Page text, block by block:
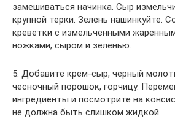
замешиваться начинка. Сыр
крупной терки. Зелень нашинкуйте.
креветки с измельченными
ножками, сыром и зеленью.
5. Добавите крем-сыр, черный
чесночный порошок, горчицу.
ингредиенты и посмотрите на
не должна быть слишком жидкой.